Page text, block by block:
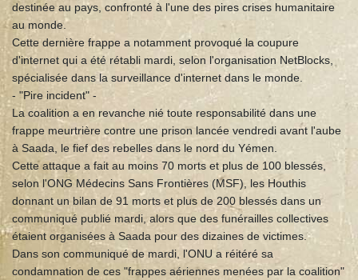
destinée au pays, confronté à l'une des pires crises humanitaire
au monde.
Cette dernière frappe a notamment provoqué la coupure
d'internet qui a été rétabli mardi, selon l'organisation NetBlocks,
spécialisée dans la surveillance d'internet dans le monde.
- "Pire incident" -
La coalition a en revanche nié toute responsabilité dans une
frappe meurtrière contre une prison lancée vendredi avant l'aube
à Saada, le fief des rebelles dans le nord du Yémen.
Cette attaque a fait au moins 70 morts et plus de 100 blessés,
selon l'ONG Médecins Sans Frontières (MSF), les Houthis
donnant un bilan de 91 morts et plus de 200 blessés dans un
communiqué publié mardi, alors que des funérailles collectives
étaient organisées à Saada pour des dizaines de victimes.
Dans son communiqué de mardi, l'ONU a réitéré sa
condamnation de ces "frappes aériennes menées par la coalition"